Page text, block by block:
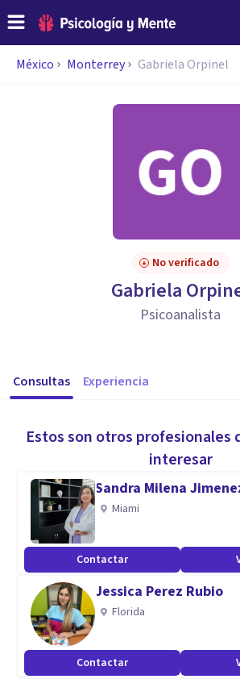
México Monterrey Gabriela Orpinel
No verificado
Gabriela
Psicoanalista
Consultas Experiencia
Estos son otros profesionales
interesar
Sandra Milena
Miami
Contactar
Jessica Perez Rubio
Florida
Contactar